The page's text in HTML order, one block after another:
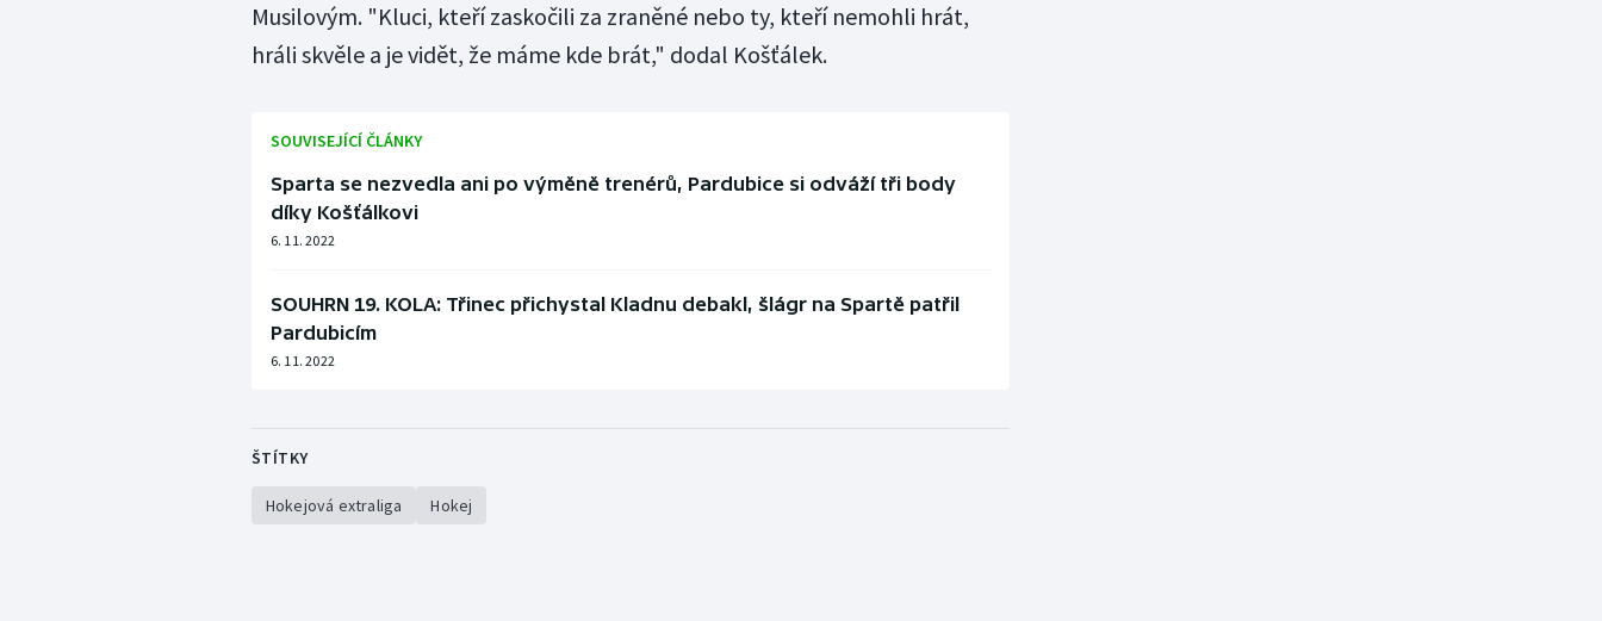
Musilovým. "Kluci, kteří zaskočili za zraněné nebo ty, kteří nemohli hrát,
hráli skvěle a je vidět, že máme kde brát," dodal Košťálek.
SOUVISEJÍCÍ ČLÁNKY
Sparta se nezvedla ani po výměně trenérů, Pardubice si odváží tři body
díky Košťálkovi
6. 11. 2022
SOUHRN 19. KOLA: Třinec přichystal Kladnu debakl, šlágr na Spartě patřil
Pardubicím
6. 11. 2022
ŠTÍTKY
Hokejová extraliga Hokej